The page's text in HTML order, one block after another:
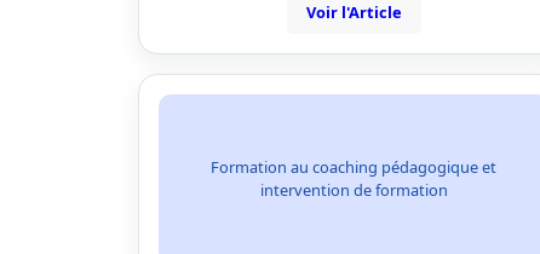
Voir l'Article
Formation au coaching pédagogique et
intervention de formation